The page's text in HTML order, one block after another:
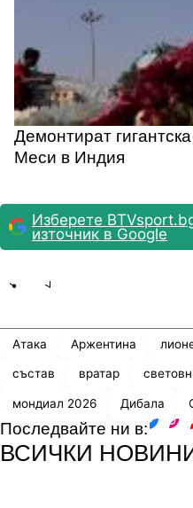
Демонтират
Меси в Индия
Изберете
източник в Google
Атака Аржентина
състав вратар
мондиал 2026 Дибала
Последвайте ни в:
ВСИЧКИ